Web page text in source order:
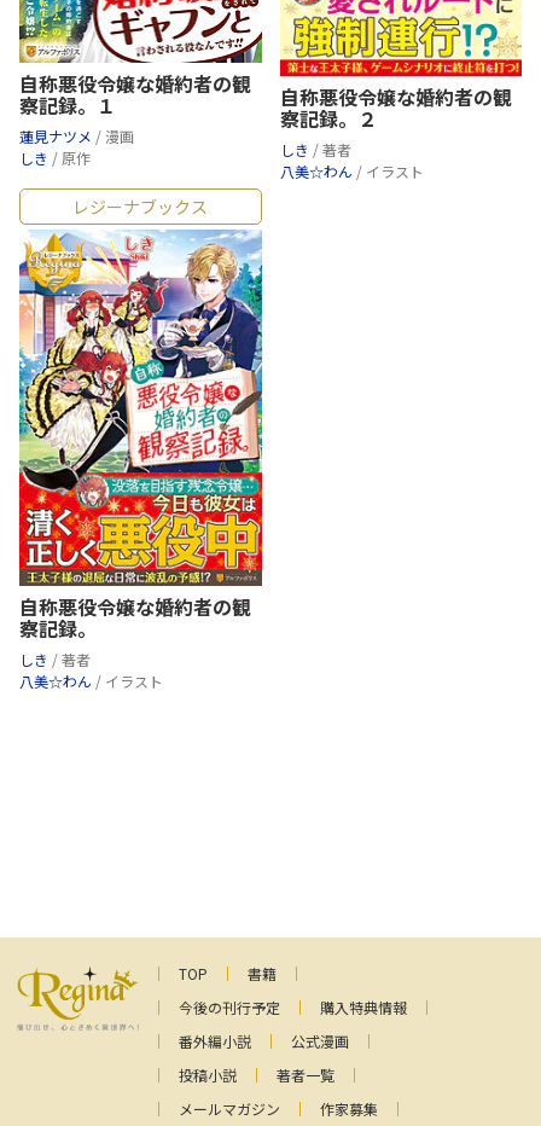
自称悪役令嬢な婚約者の観
察記録。１
蓮見ナツメ / 漫画
しき / 原作
自称悪役令嬢な婚約者の観
察記録。２
しき / 著者
八美☆わん / イラスト
レジーナブックス
自称悪役令嬢な婚約者の観
察記録。
しき / 著者
八美☆わん / イラスト
TOP
書籍
今後の刊行予定
購入特典情報
番外編小説
公式漫画
投稿小説
著者一覧
メールマガジン
作家募集